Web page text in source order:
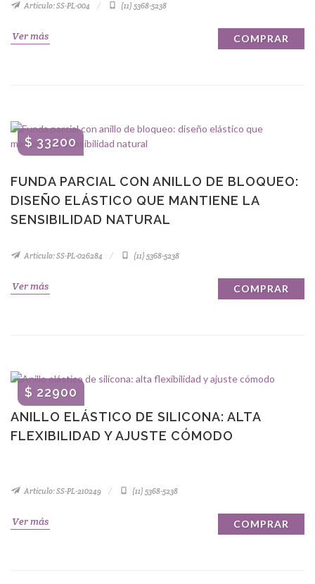
Artículo: SS-PL-004 (11) 5368-5238
Ver más COMPRAR
FUNDA PARCIAL CON ANILLO DE BLOQUEO:
DISEÑO ELÁSTICO QUE MANTIENE LA
SENSIBILIDAD NATURAL
$ 33200
Artículo: SS-PL-026284 (11) 5368-5238
Ver más COMPRAR
ANILLO ELÁSTICO DE SILICONA: ALTA
FLEXIBILIDAD Y AJUSTE CÓMODO
$ 22900
Artículo: SS-PL-210249 (11) 5368-5238
Ver más COMPRAR